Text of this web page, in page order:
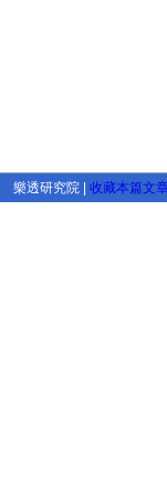
樂透研究院 | 收藏本篇文